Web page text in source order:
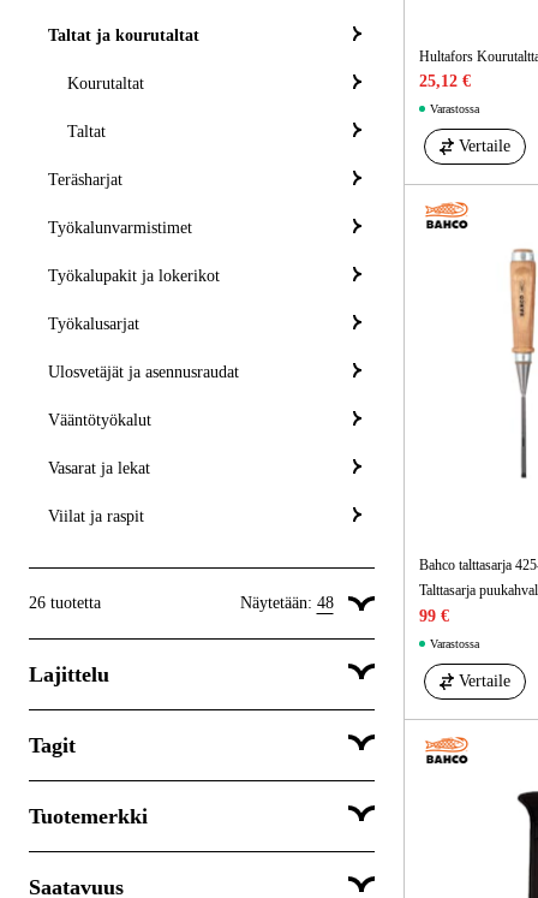
Taltat ja kourutaltat
Kourutaltat
Taltat
Teräsharjat
Työkalunvarmistimet
Työkalupakit ja lokerikot
Työkalusarjat
Ulosvetäjät ja asennusraudat
Vääntötyökalut
Vasarat ja lekat
Viilat ja raspit
26 tuotetta Näytetään: 48
Näytä 48 tuotetta per sivu
Lajittelu
Suosituimmat
Tagit
Satser
Tuotemerkki
Bahco
Saatavuus
Hultafors
25,12 €
Varastossa
Vertaile
Bahco talttasarja
Talttasarja
99 €
Varastossa
Vertaile